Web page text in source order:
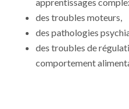
des troubles moteurs,
des pathologies
des troubles de
comportement